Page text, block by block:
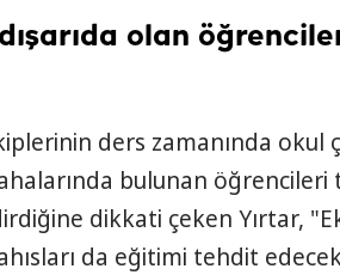
olan
ders zamanında okul
bulunan
dikkati çeken Yırtar,
da eğitimi tehdit